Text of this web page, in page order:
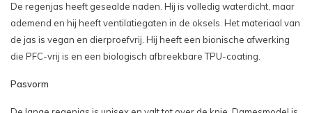
De regenjas heeft gesealde naden. Hij is volledig waterdicht, maar
ademend en hij heeft ventilatiegaten in de oksels. Het materiaal van
de jas is vegan en dierproefvrij. Hij heeft een bionische afwerking
die PFC-vrij is en een biologisch afbreekbare TPU-coating.
Pasvorm